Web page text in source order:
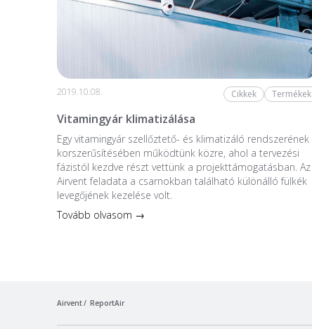
2019.10.08. Cikkek Termékek
Vitamingyár klimatizálása
Egy vitamingyár szellőztető- és klimatizáló rendszerének
korszerűsítésében működtünk közre, ahol a tervezési
fázistól kezdve részt vettünk a projekttámogatásban. Az
Airvent feladata a csarnokban található különálló fülkék
levegőjének kezelése volt.
Tovább olvasom →
Airvent ReportAir